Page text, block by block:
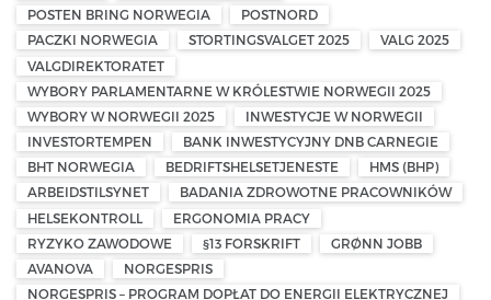
POSTEN BRING NORWEGIA
POSTNORD
PACZKI NORWEGIA
STORTINGSVALGET 2025
VALG 2025
VALGDIREKTORATET
WYBORY PARLAMENTARNE W KRÓLESTWIE NORWEGII 2025
WYBORY W NORWEGII 2025
INWESTYCJE W NORWEGII
INVESTORTEMPEN
BANK INWESTYCYJNY DNB CARNEGIE
BHT NORWEGIA
BEDRIFTSHELSETJENESTE
HMS (BHP)
ARBEIDSTILSYNET
BADANIA ZDROWOTNE PRACOWNIKÓW
HELSEKONTROLL
ERGONOMIA PRACY
RYZYKO ZAWODOWE
§13 FORSKRIFT
GRØNN JOBB
AVANOVA
NORGESPRIS
NORGESPRIS – PROGRAM DOPŁAT DO ENERGII ELEKTRYCZNEJ